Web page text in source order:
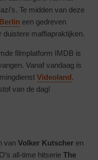
Te midden van deze
een gedreven
duistere maffiapraktijken.
filmplatform IMDB is
Vanaf vandaag is
Videoland.
van de dag!
van Volker Kutscher en
all-time hitserie The